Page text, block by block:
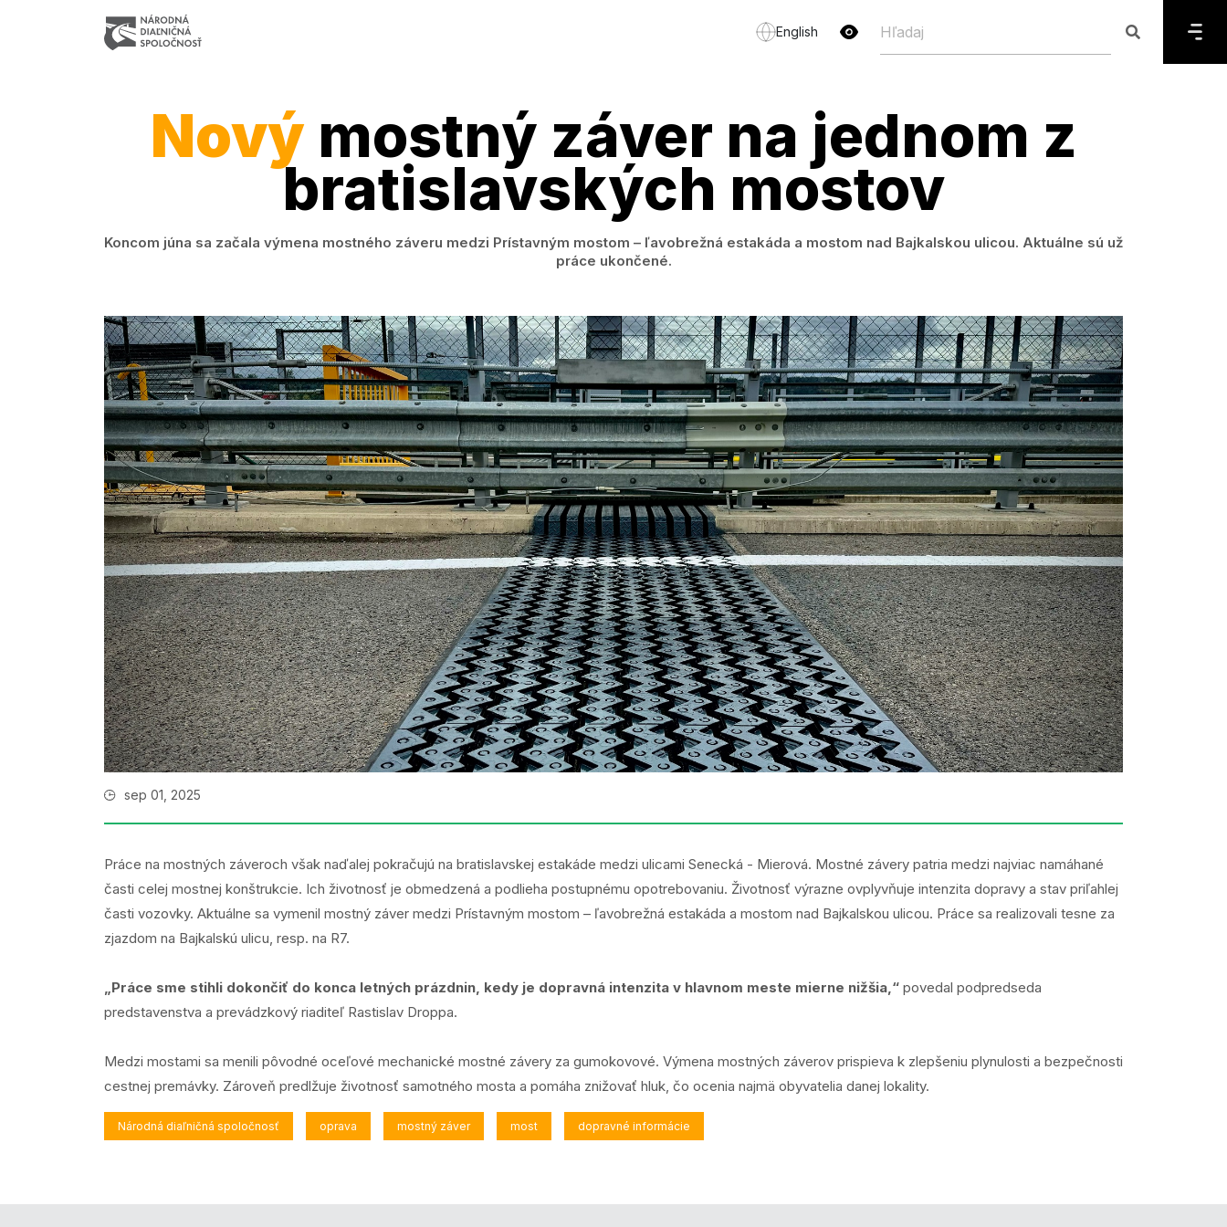
English
Novýmostný záver na jednom z
bratislavských mostov
Koncom júna sa začala výmena mostného záveru medzi Prístavným mostom – ľavobrežná estakáda a mostom nad Bajkalskou ulicou. Aktuálne sú už
práce ukončené.
sep 01, 2025
Práce na mostných záveroch však naďalej pokračujú na bratislavskej estakáde medzi ulicami Senecká - Mierová. Mostné závery patria medzi najviac namáhané
časti celej mostnej konštrukcie. Ich životnosť je obmedzená a podlieha postupnému opotrebovaniu. Životnosť výrazne ovplyvňuje intenzita dopravy a stav priľahlej
časti vozovky. Aktuálne sa vymenil mostný záver medzi Prístavným mostom – ľavobrežná estakáda a mostom nad Bajkalskou ulicou. Práce sa realizovali tesne za
zjazdom na Bajkalskú ulicu, resp. na R7.
„Práce sme stihli dokončiť do konca letných prázdnin, kedy je dopravná intenzita v hlavnom meste mierne nižšia,“ povedal podpredseda
predstavenstva a prevádzkový riaditeľ Rastislav Droppa.
Medzi mostami sa menili pôvodné oceľové mechanické mostné závery za gumokovové. Výmena mostných záverov prispieva k zlepšeniu plynulosti a bezpečnosti
cestnej premávky. Zároveň predlžuje životnosť samotného mosta a pomáha znižovať hluk, čo ocenia najmä obyvatelia danej lokality.
Národná diaľničná spoločnosť oprava mostný záver most dopravné informácie